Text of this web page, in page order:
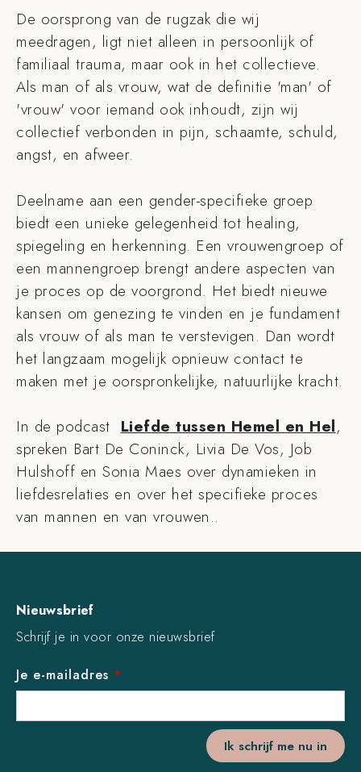
De oorsprong van de rugzak die wij
meedragen, ligt niet alleen in persoonlijk of
familiaal trauma, maar ook in het collectieve.
Als man of als vrouw, wat de definitie 'man' of
'vrouw' voor iemand ook inhoudt, zijn wij
collectief verbonden in pijn, schaamte, schuld,
angst, en afweer.
Deelname aan een gender-specifieke groep
biedt een unieke gelegenheid tot healing,
spiegeling en herkenning. Een vrouwengroep of
een mannengroep brengt andere aspecten van
je proces op de voorgrond. Het biedt nieuwe
kansen om genezing te vinden en je fundament
als vrouw of als man te verstevigen. Dan wordt
het langzaam mogelijk opnieuw contact te
maken met je oorspronkelijke, natuurlijke kracht.
In de podcast Liefde tussen Hemel en Hel,
spreken Bart De Coninck, Livia De Vos, Job
Hulshoff en Sonia Maes over dynamieken in
liefdesrelaties en over het specifieke proces
van mannen en van vrouwen..
Nieuwsbrief
Schrijf je in voor onze nieuwsbrief
Je e-mailadres *